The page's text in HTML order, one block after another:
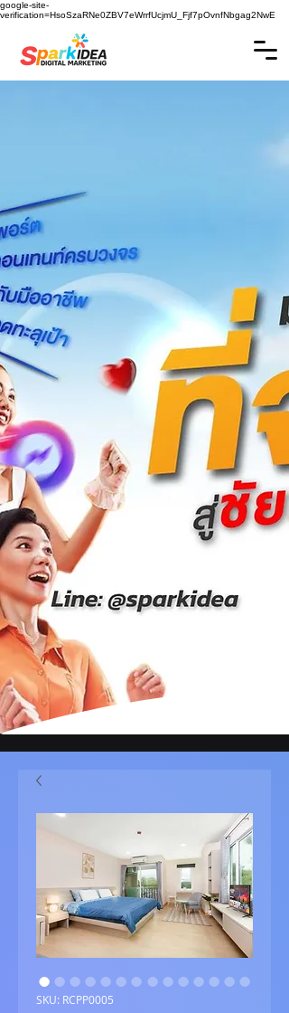
google-site-
verification=HsoSzaRNe0ZBV7eWrrfUcjmU_Fjf7pOvnfNbgag2NwE
SKU: RCPP0005